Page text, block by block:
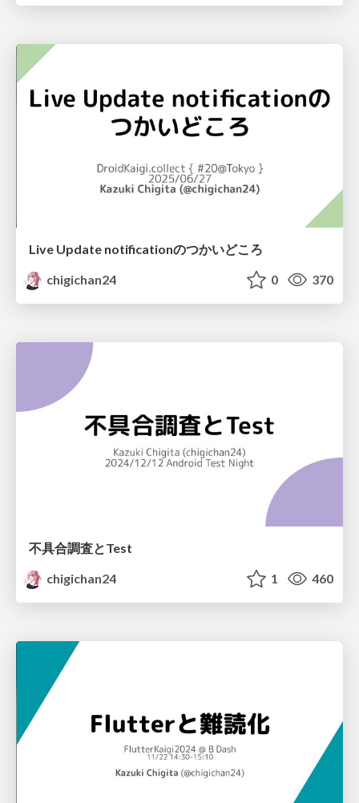
Live Update notificationのつかいどころ
chigichan24
0 370
不具合調査とTest
chigichan24
1 460